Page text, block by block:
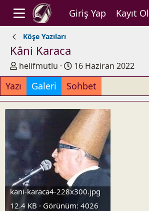
Giriş Yap Kayıt Ol
Köşe Yazıları
Kâni Karaca
Y
a
z
a
r
helifmutlu
Y
a
y
ı
n
t
a
r
i
h
i
16 Haziran 2022
Yazı Galeri Sohbet
kani-karaca4-228x300.jpg
12.4 KB · Görünüm: 4026